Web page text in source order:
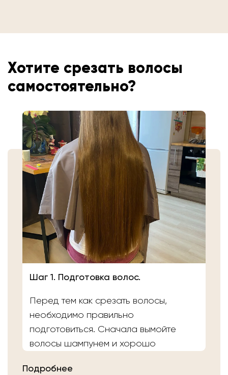
Хотите срезать волосы
самостоятельно?
Шаг 1. Подготовка волос.
Перед тем как срезать волосы,
необходимо правильно
подготовиться. Сначала вымойте
волосы шампунем и хорошо
Затем плотно закрепите волосы
Подробнее